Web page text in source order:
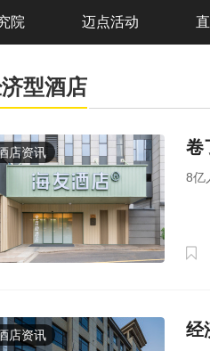
院 迈点活动
型酒店
店资讯 卷
8亿
店资讯 经